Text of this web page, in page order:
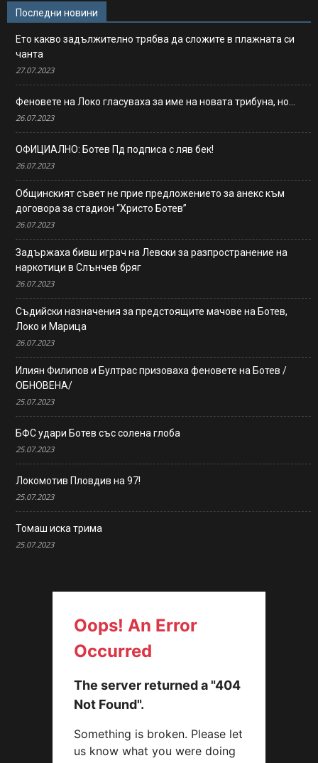
Последни новини
Ето какво задължително трябва да сложите в плажната си
чанта
27.07.2023
Феновете на Локо гласуваха за име на новата трибуна, но…
26.07.2023
ОФИЦИАЛНО: Ботев Пд подписа с ляв бек!
26.07.2023
Общинският съвет не прие предложението за анекс към
договора за стадион “Христо Ботев”
26.07.2023
Задържаха бивш играч на Левски за разпространение на
наркотици в Слънчев бряг
26.07.2023
Съдийски назначения за предстоящите мачове на Ботев,
Локо и Марица
26.07.2023
Илиян Филипов и Бултрас призоваха феновете на Ботев /
ОБНОВЕНА/
25.07.2023
БФС удари Ботев със солена глоба
25.07.2023
Локомотив Пловдив на 97!
25.07.2023
Томаш иска трима
25.07.2023